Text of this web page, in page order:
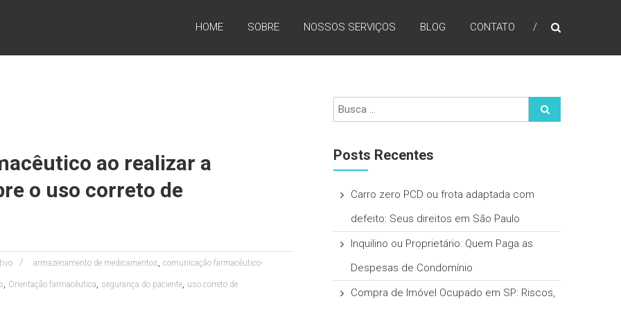
HOME SOBRE NOSSOS SERVIÇOS BLOG CONTATO
ao realizar a
o uso correto de
armazenamento de medicamentos, comunicação farmacêutico-
, Orientação farmacêutica, segurança do paciente, uso correto de
Posts Recentes
Carro zero PCD ou frota adaptada com
defeito: Seus direitos em São Paulo
Inquilino ou Proprietário: Quem Paga as
Despesas de Condomínio
Compra de Imóvel Ocupado em SP: Riscos,